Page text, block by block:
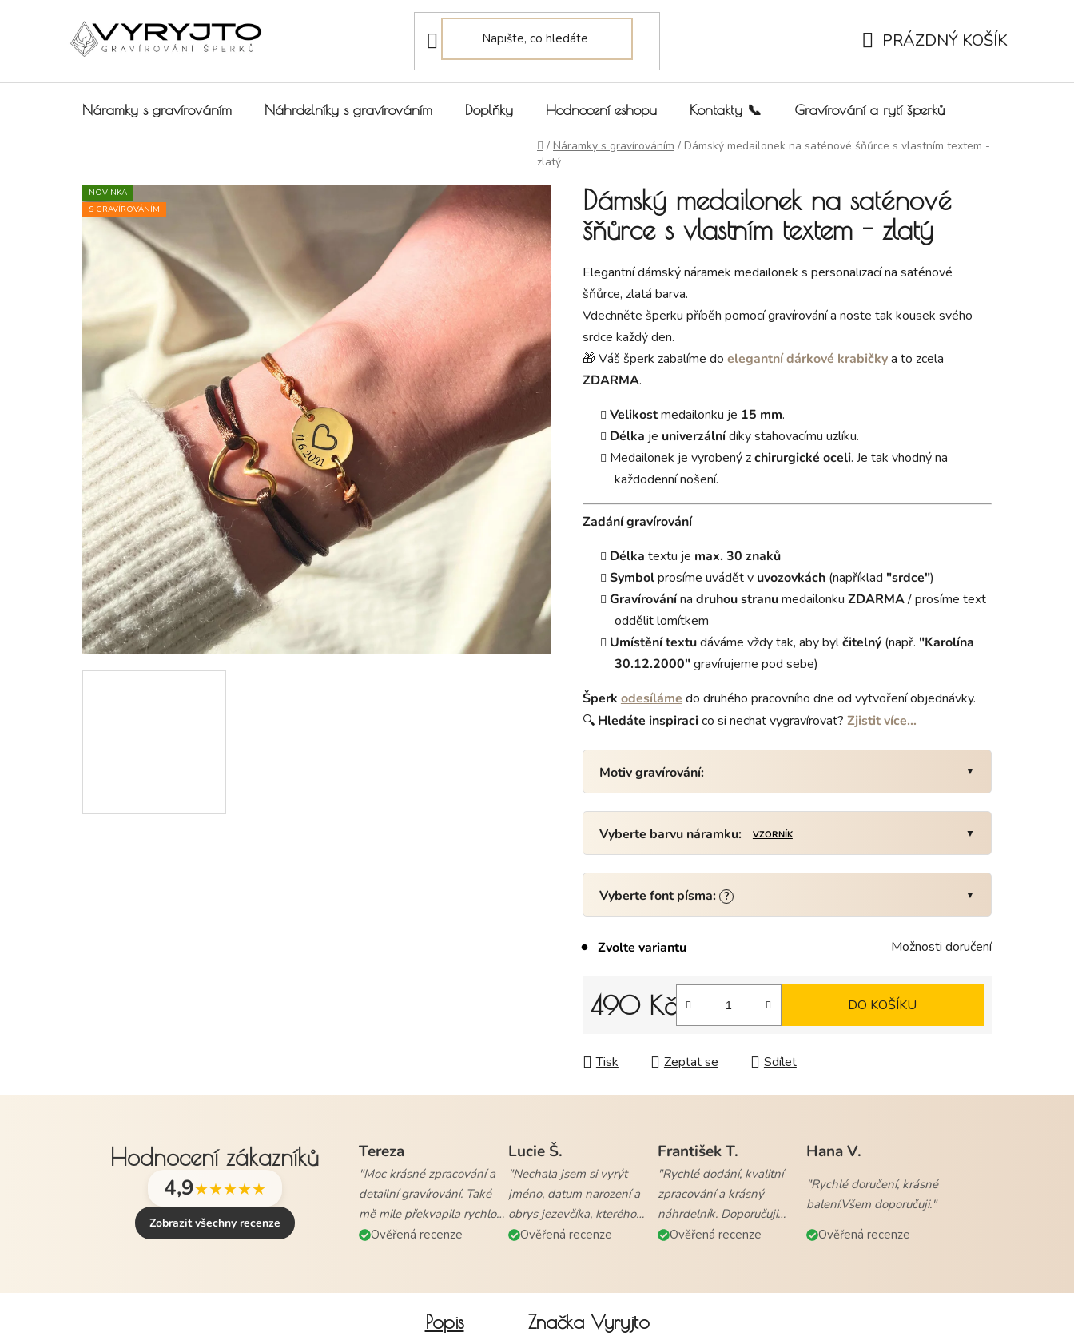
PRÁZDNÝ KOŠÍK
Náramky s gravírováním Náhrdelníky s gravírováním Doplňky Hodnocení eshopu Kontakty 📞 Gravírování a rytí šperků
Domů
/ Náramky s gravírováním / Dámský medailonek na saténové šňůrce s vlastním textem -
zlatý
Dámský medailonek na saténové
šňůrce s vlastním textem - zlatý
Elegantní dámský náramek medailonek s personalizací na saténové
šňůrce, zlatá barva.
Vdechněte šperku příběh pomocí gravírování a noste tak kousek svého
srdce každý den.
🎁 Váš šperk zabalíme do elegantní dárkové krabičkya to zcela
ZDARMA.
Velikostmedailonku je 15 mm.
Délka je univerzálnídíky stahovacímu uzlíku.
Medailonek je vyrobený zchirurgické oceli. Je tak vhodný na
každodenní nošení.
Zadání gravírování
Délka textu je max. 30 znaků
Symbolprosíme uvádět v uvozovkách (například "srdce")
Gravírovánína druhou stranumedailonku ZDARMA/ prosíme text
oddělit lomítkem
Umístění textudáváme vždy tak, aby bylčitelný (např. "Karolína
30.12.2000"gravírujeme pod sebe)
Šperk odesíláme do druhého pracovního dne od vytvoření objednávky.
🔍 Hledáte inspiracico si nechat vygravírovat? Zjistit více…
Motiv gravírování:
Vyberte barvu náramku: VZORNÍK
Vyberte font písma: ?
Zvolte variantu Možnosti doručení
490 Kč DO KOŠÍKU
Tisk Zeptat se Sdílet
NOVINKA
S GRAVÍROVÁNÍM
Hodnocení zákazníků
4,9★★★★★
Zobrazit všechny recenze
Tereza
"Moc krásné zpracování a
detailní gravírování. Také
mě mile překvapila rychlost
vyřízení objednávky a
Ověřená recenze
Lucie Š.
"Nechala jsem si vyrýt
jméno, datum narození a
obrys jezevčíka, kterého
mám. Naprostá
Ověřená recenze
František T.
"Rychlé dodání, kvalitní
zpracování a krásný
náhrdelník. Doporučuji
všem."
Ověřená recenze
Hana V.
"Rychlé doručení, krásné
balení.Všem doporučuji."
Ověřená recenze
Popis ZnačkaVyryjto